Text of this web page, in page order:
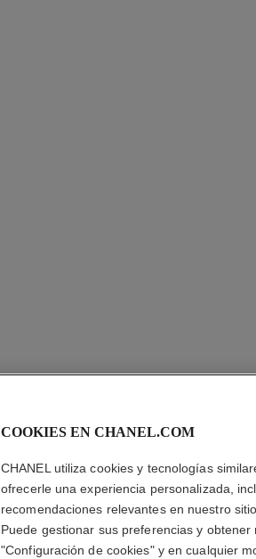
COOKIES EN CHANEL.COM
CHANEL utiliza cookies y tecnologías
ofrecerle una experiencia personalizada,
recomendaciones relevantes en nuestro
Puede gestionar sus preferencias y
"Configuración de cookies" y en cualquier